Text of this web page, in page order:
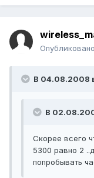
Опубликовано
В 04.08.2008
В
Скорее всего
5300 равно 2
попробывать